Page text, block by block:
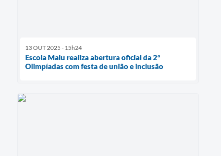
13 OUT 2025 - 15h24
Escola Malu realiza abertura oficial da 2ª
Olimpíadas com festa de união e inclusão